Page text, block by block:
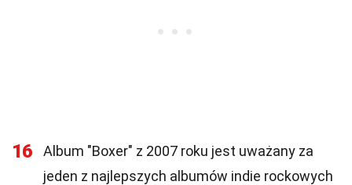
16
Album "Boxer" z 2007 roku jest uważany za
jeden z najlepszych albumów indie rockowych